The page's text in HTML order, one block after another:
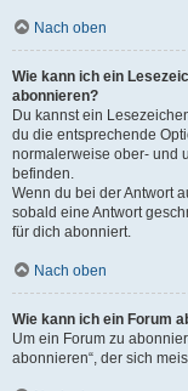
Nach oben
Wie kann ich ein
abonnieren?
Du kannst ein
du die entsprechende
normalerweise ober- und
befinden.
Wenn du bei der Antwort
sobald eine Antwort
für dich abonniert.
Nach oben
Wie kann ich ein Forum
Um ein Forum zu
abonnieren“, der sich